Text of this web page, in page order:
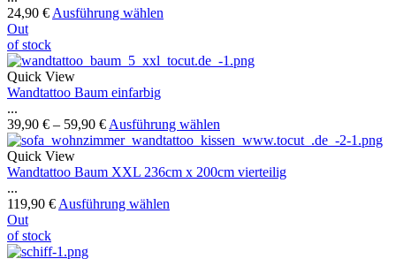
24,90 € Ausführung wählen
Out
of stock
Quick View
Wandtattoo Baum einfarbig
...
39,90 € – 59,90 € Ausführung wählen
Quick View
Wandtattoo Baum XXL 236cm x 200cm vierteilig
...
119,90 € Ausführung wählen
Out
of stock